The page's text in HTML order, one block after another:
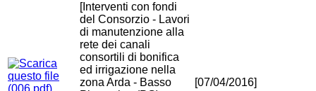
[Interventi con fondi
del Consorzio - Lavori
di manutenzione alla
rete dei canali
consortili di bonifica
ed irrigazione nella
zona Arda - Basso
[07/04/2016]